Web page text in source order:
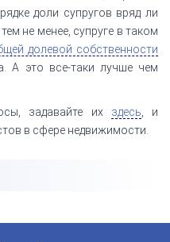
доли супругов вряд ли
не менее, супруге в таком
долевой собственности
А это все-таки лучше чем
задавайте их здесь , и
в сфере недвижимости.